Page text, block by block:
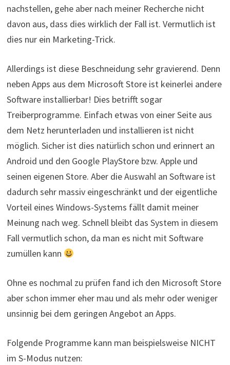
nachstellen, gehe aber nach meiner Recherche nicht
davon aus, dass dies wirklich der Fall ist. Vermutlich ist
dies nur ein Marketing-Trick.
Allerdings ist diese Beschneidung sehr gravierend. Denn
neben Apps aus dem Microsoft Store ist keinerlei andere
Software installierbar! Dies betrifft sogar
Treiberprogramme. Einfach etwas von einer Seite aus
dem Netz herunterladen und installieren ist nicht
möglich. Sicher ist dies natürlich schon und erinnert an
Android und den Google PlayStore bzw. Apple und
seinen eigenen Store. Aber die Auswahl an Software ist
dadurch sehr massiv eingeschränkt und der eigentliche
Vorteil eines Windows-Systems fällt damit meiner
Meinung nach weg. Schnell bleibt das System in diesem
Fall vermutlich schon, da man es nicht mit Software
zumüllen kann
Ohne es nochmal zu prüfen fand ich den Microsoft Store
aber schon immer eher mau und als mehr oder weniger
unsinnig bei dem geringen Angebot an Apps.
Folgende Programme kann man beispielsweise NICHT
im S-Modus nutzen: